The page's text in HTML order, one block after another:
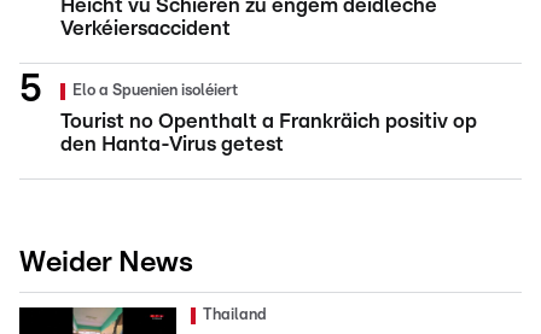
Héicht vu Schieren zu engem déidleche
Verkéiersaccident
Elo a Spuenien isoléiert
Tourist no Openthalt a Frankräich positiv op
den Hanta-Virus getest
Weider News
Thailand